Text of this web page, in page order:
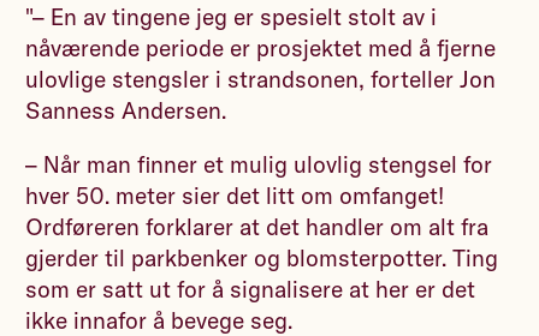
"– En av tingene jeg er spesielt stolt av i
nåværende periode er prosjektet med å fjerne
ulovlige stengsler i strandsonen, forteller Jon
Sanness Andersen.
– Når man finner et mulig ulovlig stengsel for
hver 50. meter sier det litt om omfanget!
Ordføreren forklarer at det handler om alt fra
gjerder til parkbenker og blomsterpotter. Ting
som er satt ut for å signalisere at her er det
ikke innafor å bevege seg.